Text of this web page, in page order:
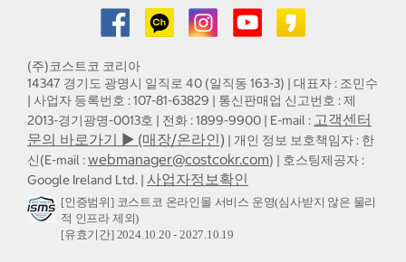
(주)코스트코 코리아
14347 경기도 광명시 일직로 40 (일직동 163-3) | 대표자 : 조민수
| 사업자 등록번호 : 107-81-63829 | 통신판매업 신고번호 : 제
2013-경기광명-0013호 | 전화 : 1899-9900 | E-mail : 고객센터
문의 바로가기 ▶ (매장/온라인) | 개인 정보 보호책임자 : 한
신(E-mail :webmanager@costcokr.com) | 호스팅제공자 :
Google Ireland Ltd. | 사업자정보확인
[인증범위] 코스트코 온라인몰 서비스 운영(심사받지 않은 물리
적 인프라 제외)
[유효기간] 2024.10.20 - 2027.10.19